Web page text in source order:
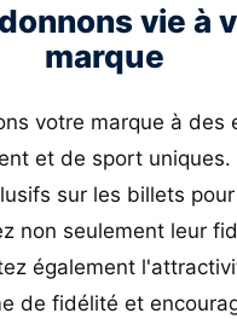
vie à
marque
votre marque à des
et de sport uniques.
sur les billets
non seulement leur
également
de fidélité et